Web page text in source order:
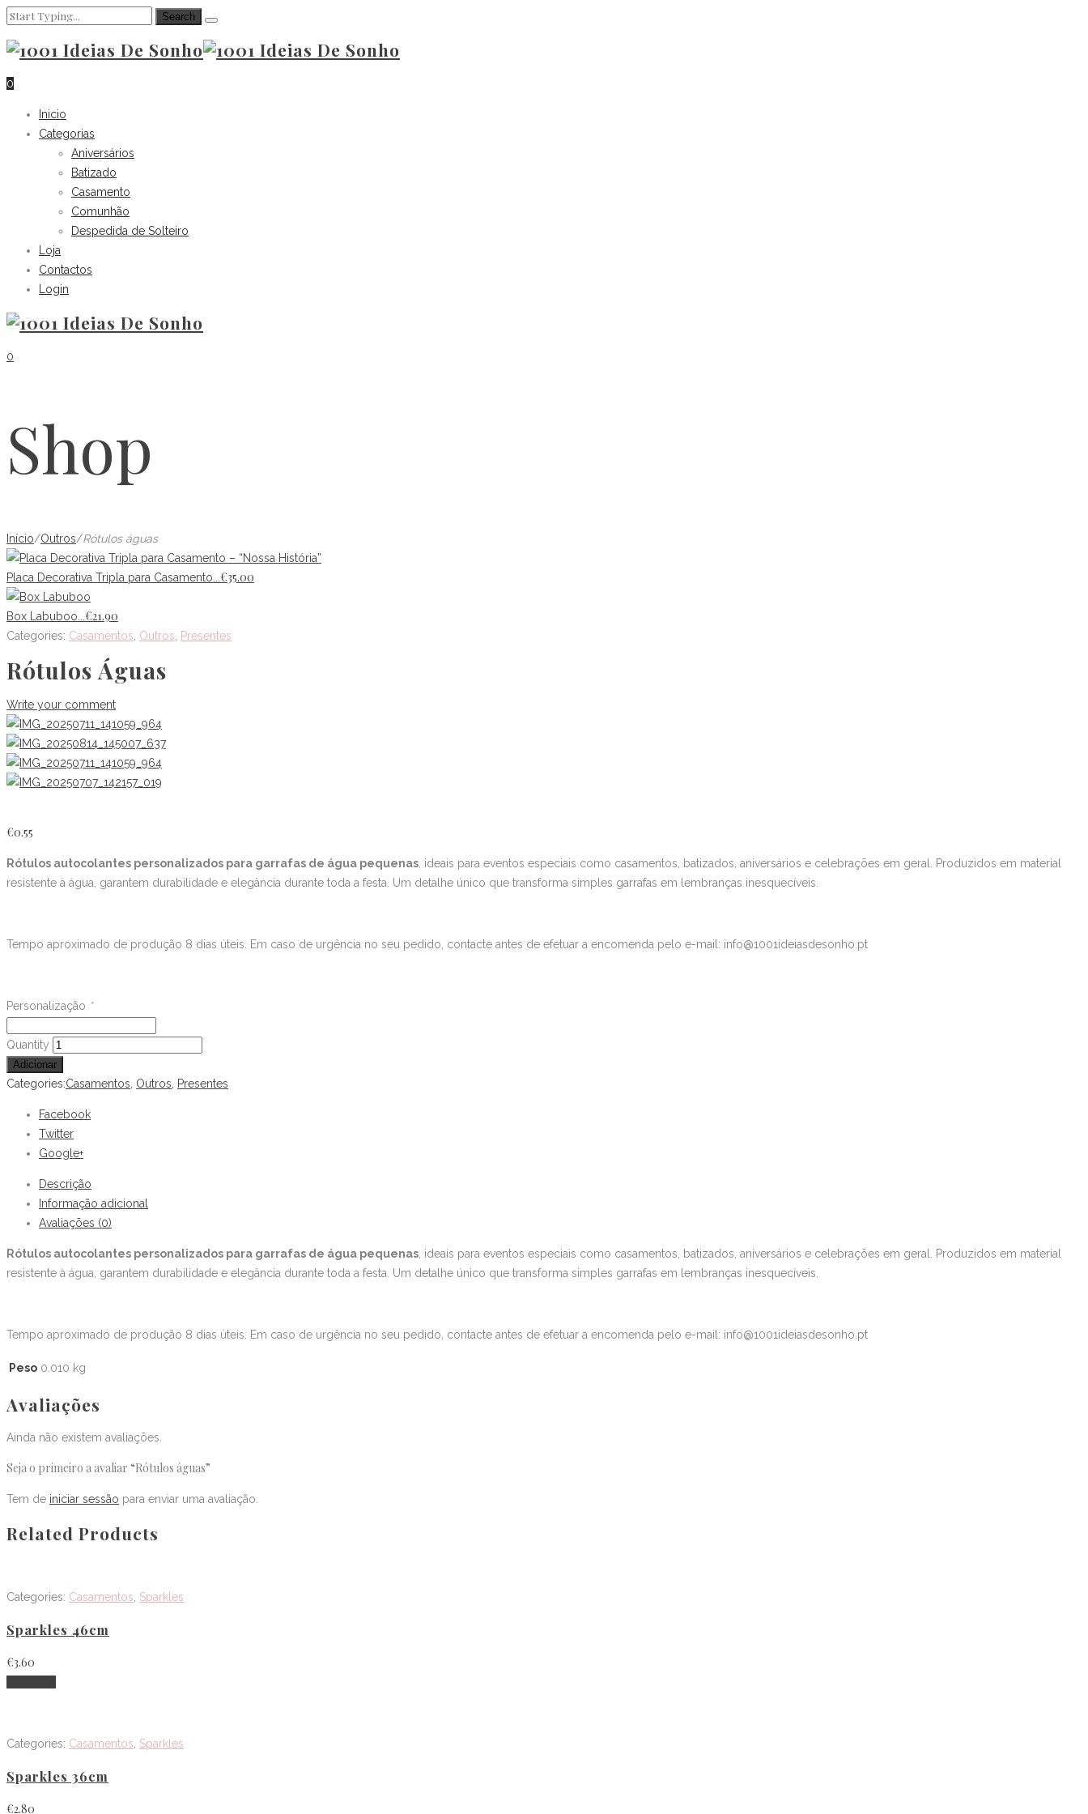
0
Inicio
Categorias
Aniversários
Batizado
Casamento
Comunhão
Despedida de Solteiro
Loja
Contactos
Login
0
Shop
Início/Outros/Rótulos águas
Placa Decorativa Tripla para Casamento... €35.00
Box Labuboo... €21.90
Categories: Casamentos Outros Presentes
Rótulos Águas
Write your comment
€0.55
Rótulos autocolantes personalizados para garrafas de água pequenas, ideais para eventos especiais como casamentos, batizados, aniversários e celebrações em geral. Produzidos em material
resistente à água, garantem durabilidade e elegância durante toda a festa. Um detalhe único que transforma simples garrafas em lembranças inesquecíveis.
Tempo aproximado de produção 8 dias úteis. Em caso de urgência no seu pedido, contacte antes de efetuar a encomenda pelo e-mail: info@1001ideiasdesonho.pt
Personalização *
Rótulos
águas
quantity
Quantity
Adicionar
Categories:Casamentos, Outros, Presentes
Facebook
Twitter
Google+
Descrição
Informação adicional
Avaliações (0)
Rótulos autocolantes personalizados para garrafas de água pequenas, ideais para eventos especiais como casamentos, batizados, aniversários e celebrações em geral. Produzidos em material
resistente à água, garantem durabilidade e elegância durante toda a festa. Um detalhe único que transforma simples garrafas em lembranças inesquecíveis.
Tempo aproximado de produção 8 dias úteis. Em caso de urgência no seu pedido, contacte antes de efetuar a encomenda pelo e-mail: info@1001ideiasdesonho.pt
Peso 0.010 kg
Avaliações
Ainda não existem avaliações.
Seja o primeiro a avaliar “Rótulos águas”
Tem de iniciar sessão para enviar uma avaliação.
Related Products
Categories: Casamentos Sparkles
Sparkles 46cm
€3.60
Categories: Casamentos Sparkles
Sparkles 36cm
€2.80